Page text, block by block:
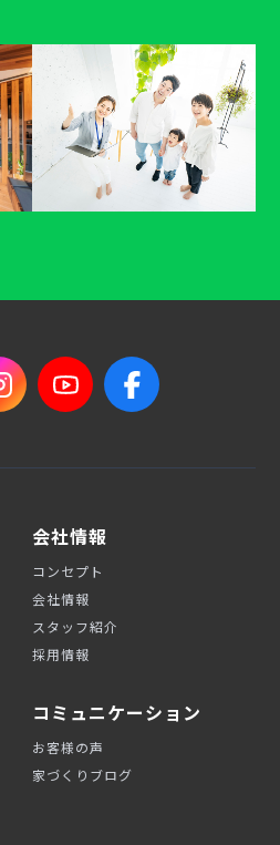
会社情報
コンセプト
会社情報
スタッフ紹介
採用情報
コミュニケーション
お客様の声
家づくりブログ